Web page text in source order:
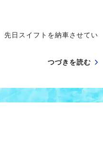
日スイフトを納車させてい
つづきを読む